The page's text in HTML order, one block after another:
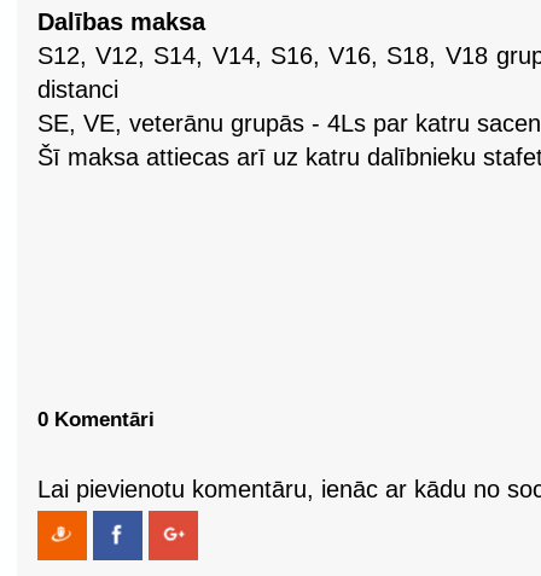
Dalības maksa
S12, V12, S14, V14, S16, V16, S18, V18
distanci
SE, VE, veterānu grupās - 4Ls par katru
Šī maksa attiecas arī uz katru dalībnieku
0 Komentāri
Lai pievienotu komentāru, ienāc ar kādu no